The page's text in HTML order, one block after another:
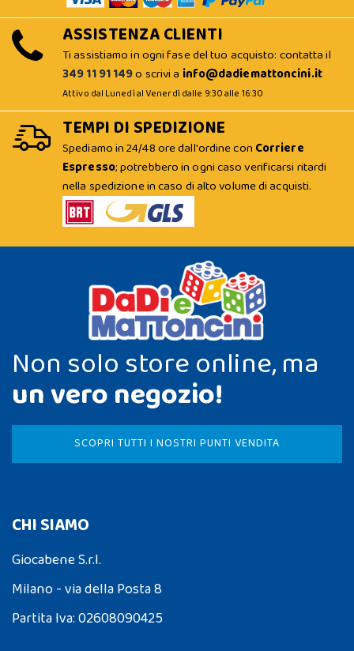
ASSISTENZA CLIENTI
Ti assistiamo in ogni fase del tuo acquisto: contatta il
349 11 91 149o scrivi a info@dadiemattoncini.it
Attivo dal Lunedì al Venerdì dalle 9:30 alle 16:30
TEMPI DI SPEDIZIONE
Spediamo in 24/48 ore dall'ordine con Corriere
Espresso; potrebbero in ogni caso verificarsi ritardi
nella spedizione in caso di alto volume di acquisti.
Non solo store online, ma
un vero negozio!
SCOPRI TUTTI I NOSTRI PUNTI VENDITA
CHI SIAMO
Giocabene S.r.l.
Milano - via della Posta 8
Partita Iva: 02608090425